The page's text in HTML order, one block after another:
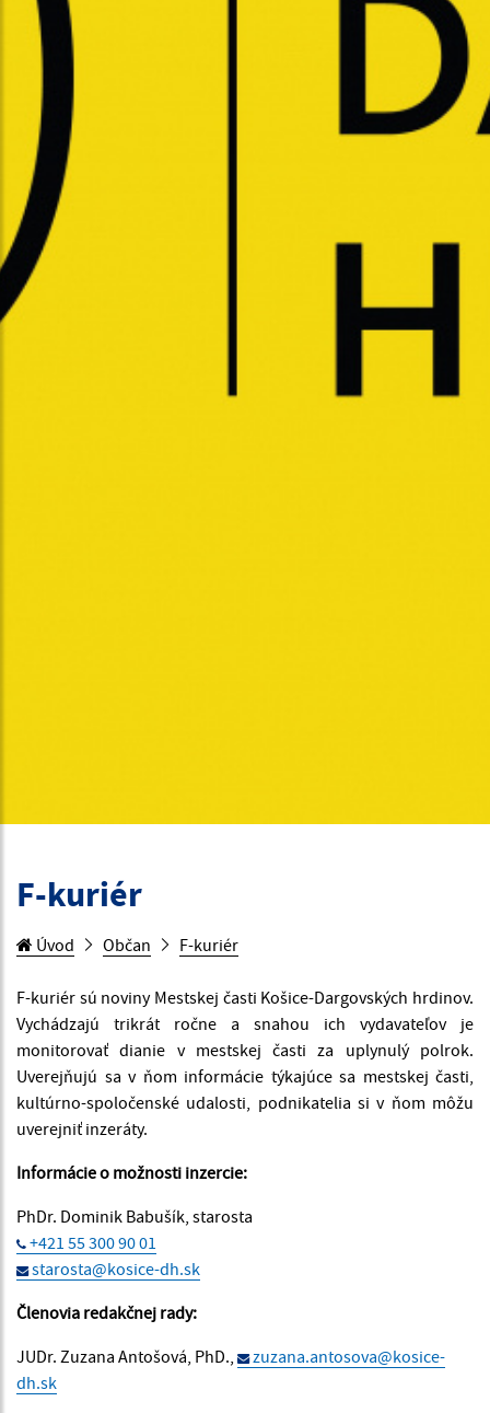
F-kuriér
Úvod Občan F-kuriér
F-kuriér sú noviny Mestskej časti Košice-Dargovských hrdinov.
Vychádzajú trikrát ročne a snahou ich vydavateľov je
monitorovať dianie v mestskej časti za uplynulý polrok.
Uverejňujú sa v ňom informácie týkajúce sa mestskej časti,
kultúrno-spoločenské udalosti, podnikatelia si v ňom môžu
uverejniť inzeráty.
Informácie o možnosti inzercie:
PhDr. Dominik Babušík, starosta
+421 55 300 90 01
starosta@kosice-dh.sk
Členovia redakčnej rady:
JUDr. Zuzana Antošová, PhD.,
zuzana.antosova@kosice-
dh.sk